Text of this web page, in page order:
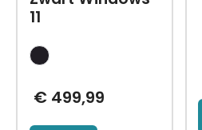
11
€499,99